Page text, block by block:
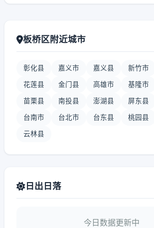
板桥区附近城市
彰化县 嘉义市 嘉义县 新竹市
花莲县 金门县 高雄市 基隆市
苗栗县 南投县 澎湖县 屏东县
台南市 台北市 台东县 桃园县
云林县
日出日落
今日数据更新中